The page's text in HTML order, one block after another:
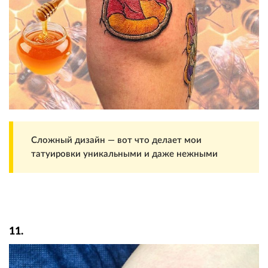
Сложный дизайн — вот что делает мои
татуировки уникальными и даже нежными
11.